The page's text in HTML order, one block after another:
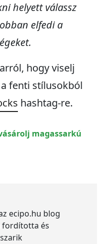
helyett válassz
elfedi a
hogy viselj
fenti stílusokból
hashtag-re.
magassarkú
ecipo.hu blog
fordította és